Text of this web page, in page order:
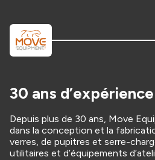
30 ans
Depuis plus de 30 ans, Move
dans la conception et la
verres, de pupitres et serre-
utilitaires et d’équipements